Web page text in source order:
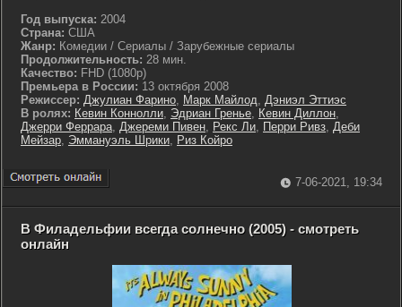
Год выпуска: 2004
Страна: США
Жанр: Комедии / Сериалы / Зарубежные сериалы
Продолжительность: 28 мин.
Качество: FHD (1080p)
Премьера в России: 13 октября 2008
Режиссер: Джулиан Фарино, Марк Майлод, Дэниэл Эттиэс
В ролях: Кевин Коннолли, Эдриан Гренье, Кевин Диллон,
Джерри Феррара, Джереми Пивен, Рекс Ли, Перри Ривз, Деби
Мейзар, Эммануэль Шрики, Риз Койро
7-06-2021, 19:34
В Филадельфии всегда солнечно (2005) - смотреть
онлайн